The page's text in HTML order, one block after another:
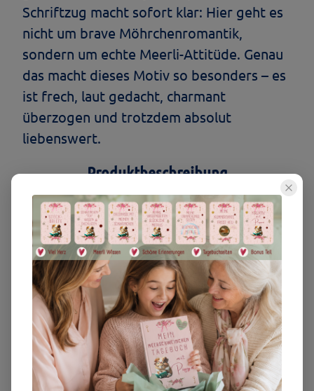
Schriftzug macht sofort klar: Hier geht es
nicht um brave Möhrchenromantik,
sondern um echte Meerli-Attitüde. Genau
das macht dieses Motiv so besonders – es
ist frech, laut gedacht, charmant
überzogen und trotzdem absolut
liebenswert.
Produktbeschreibung
Das Unisex Premium Oversized T-Shirt
„Born to Brommseln! Metal statt
Möhrchen“ ist genau richtig für alle, die
Meerschweinchen und Rock lieben und
dabei Humor, Persönlichkeit und ein
auffälliges Motiv feiern. Das rockige
Design macht aus diesem Shirt ein echtes
Statement-Piece mit Meerli-Faktor.
Perfekt für alle, die ihre Liebe zu
Meerschweinchen gern mit einem